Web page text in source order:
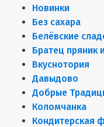
Новинки
Без сахара
Белёвские
Братец пряник
Вкуснотория
Давыдово
Добрые
Коломчанка
Кондитерская